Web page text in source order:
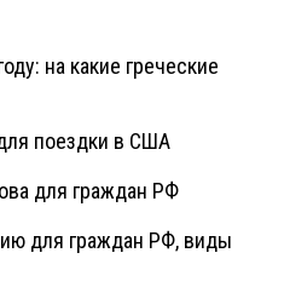
на какие греческие
поездки в США
для граждан РФ
для граждан РФ, виды